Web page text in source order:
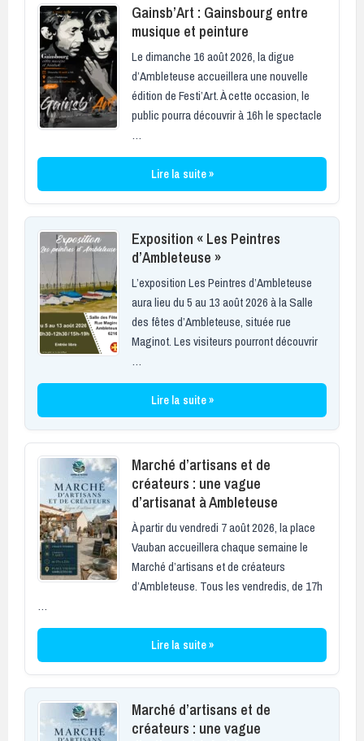
Gainsb’Art : Gainsbourg entre
musique et peinture
Le dimanche 16 août 2026, la digue
d’Ambleteuse accueillera une nouvelle
édition de Festi’Art. À cette occasion, le
public pourra découvrir à 16h le spectacle
…
Lire la suite »
Exposition « Les Peintres
d’Ambleteuse »
L’exposition Les Peintres d’Ambleteuse
aura lieu du 5 au 13 août 2026 à la Salle
des fêtes d’Ambleteuse, située rue
Maginot. Les visiteurs pourront découvrir
…
Lire la suite »
Marché d’artisans et de
créateurs : une vague
d’artisanat à Ambleteuse
À partir du vendredi 7 août 2026, la place
Vauban accueillera chaque semaine le
Marché d’artisans et de créateurs
d’Ambleteuse. Tous les vendredis, de 17h
…
Lire la suite »
Marché d’artisans et de
créateurs : une vague